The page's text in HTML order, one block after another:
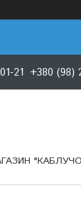
21 +380 (98)